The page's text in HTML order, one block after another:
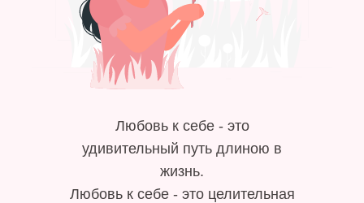
Любовь к себе - это
удивительный путь длиною в
жизнь.
Любовь к себе - это целительная